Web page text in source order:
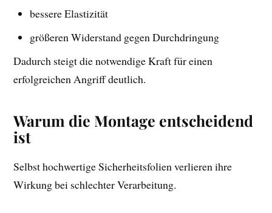
bessere Elastizität
größeren Widerstand gegen Durchdringung
Dadurch steigt die notwendige Kraft für einen
erfolgreichen Angriff deutlich.
Warum die Montage entscheidend
ist
Selbst hochwertige Sicherheitsfolien verlieren ihre
Wirkung bei schlechter Verarbeitung.